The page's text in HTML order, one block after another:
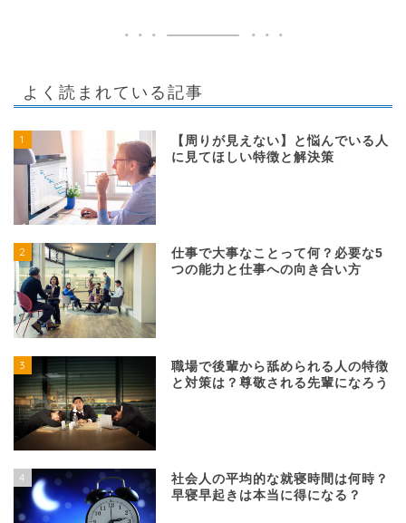
よく読まれている記事
1
【周りが見えない】と悩んでいる人
に見てほしい特徴と解決策
2
仕事で大事なことって何？必要な5
つの能力と仕事への向き合い方
3
職場で後輩から舐められる人の特徴
と対策は？尊敬される先輩になろう
4
社会人の平均的な就寝時間は何時？
早寝早起きは本当に得になる？